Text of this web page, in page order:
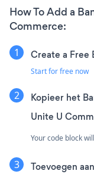
How To Add a
Commerce:
Create a Free
Start for free now
Kopieer het
Unite U
Your code block
Toevoegen